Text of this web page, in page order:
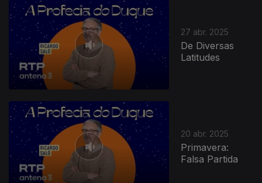
27 abr. 2025
De Diversas
Latitudes
20 abr. 2025
Primavera:
Falsa Partida